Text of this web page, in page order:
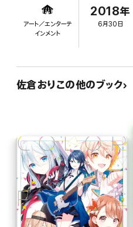
「童話」「スイーツ」「お花」「空」とい
さん収録していますので、ファッションや
になります。
でのイラスト制作過程を解説。
アート／エンターテ
インメント
2018年
6月30日
佐倉おりこの他のブック